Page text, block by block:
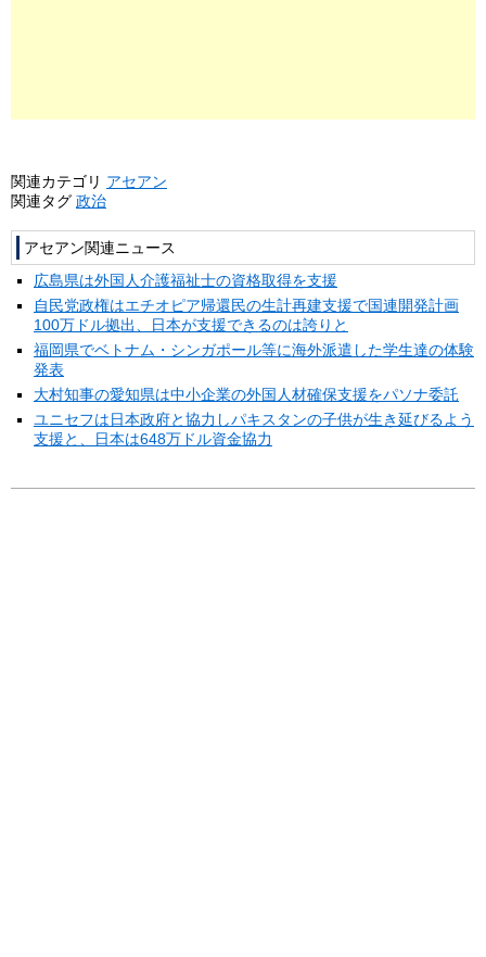
関連カテゴリ アセアン
関連タグ 政治
アセアン関連ニュース
広島県は外国人介護福祉士の資格取得を支援
自民党政権はエチオピア帰還民の生計再建支援で国連開発計画
100万ドル拠出、日本が支援できるのは誇りと
福岡県でベトナム・シンガポール等に海外派遣した学生達の体験
発表
大村知事の愛知県は中小企業の外国人材確保支援をパソナ委託
ユニセフは日本政府と協力しパキスタンの子供が生き延びるよう
支援と、日本は648万ドル資金協力